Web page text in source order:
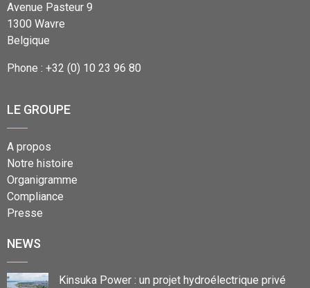
Avenue Pasteur 9
1300 Wavre
Belgique
Phone : +32 (0) 10 23 96 80
LE GROUPE
A propos
Notre histoire
Organigramme
Compliance
Presse
NEWS
Kinsuka Power : un projet hydroélectrique privé